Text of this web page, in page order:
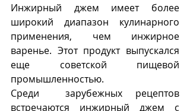
Инжирный джем имеет более
широкий диапазон кулинарного
применения, чем инжирное
варенье. Этот продукт выпускался
еще советской пищевой
промышленностью.
Среди  зарубежных рецептов
встречаются инжирный джем с